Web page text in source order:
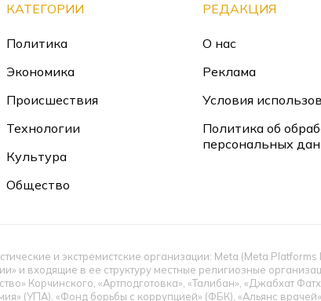
КАТЕГОРИИ
Политика
Экономика
Происшествия
Технологии
Культура
Общество
РЕДАКЦИЯ
О нас
Реклама
Условия
Политика об
персональных
и экстремистские организации: Meta (Meta
и входящие в ее структуру местные религиозные
Корчинского, «Артподготовка», «Талибан», «Джабхат
(УПА). «Фонд борьбы с коррупцией» (ФБК), «Альянс